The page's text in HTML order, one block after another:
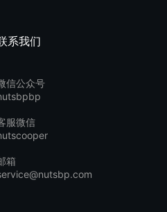
系我们
信公众号
服微信
箱